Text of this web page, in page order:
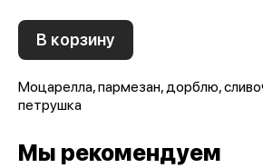
В корзину
Моцарелла, пармезан, дорблю,
петрушка
Мы рекомендуем